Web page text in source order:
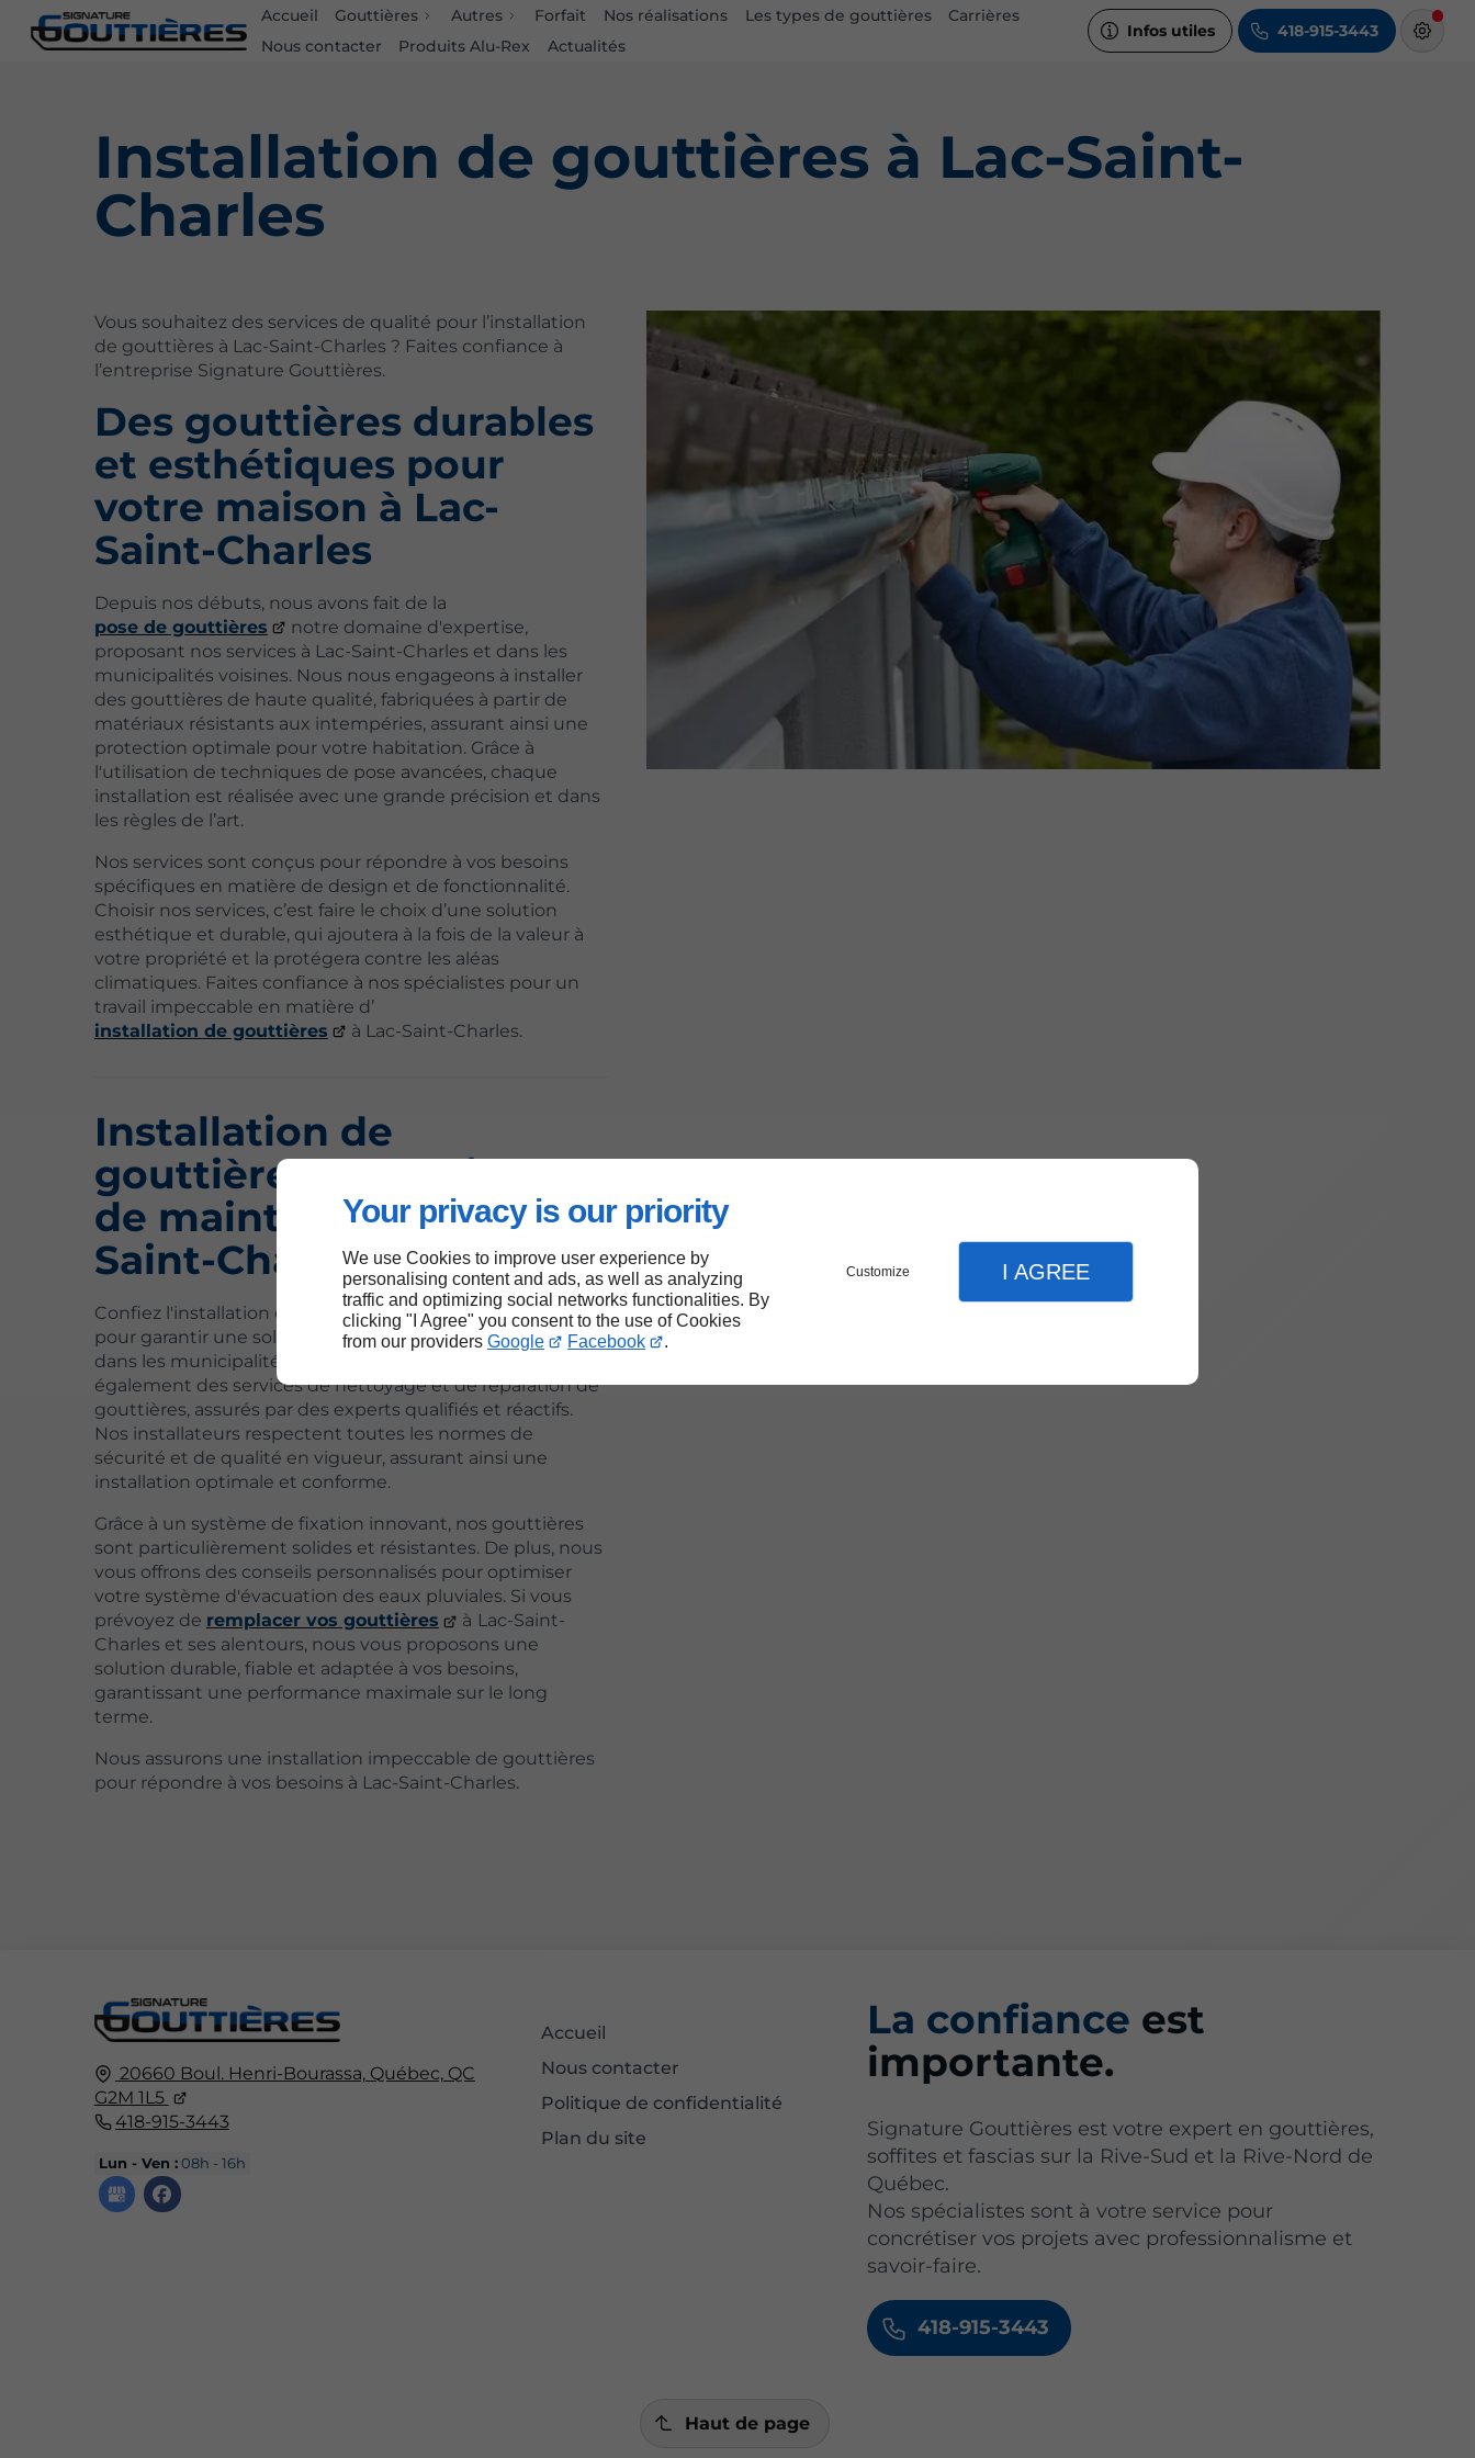
Your privacy is our priority
We use Cookies to improve user experience by
personalising content and ads, as well as analyzing
traffic and optimizing social networks functionalities. By
clicking "I Agree" you consent to the use of Cookies
from our providers Google Facebook .
Customize I AGREE
Accueil Gouttières Autres Forfait Nos réalisations Les types de gouttières
Carrières
Nous contacter
Produits Alu-Rex Actualités
Infos utiles 418-915-3443
Installation de gouttières à Lac-Saint-
Charles
Vous souhaitez des services de qualité pour l’installation
de gouttières à Lac-Saint-Charles ? Faites confiance à
l’entreprise Signature Gouttières.
Des gouttières durables
et esthétiques pour
votre maison à Lac-
Saint-Charles
Depuis nos débuts, nous avons fait de la
pose de gouttières
notre domaine d'expertise,
proposant nos services à Lac-Saint-Charles et dans les
municipalités voisines. Nous nous engageons à installer
des gouttières de haute qualité, fabriquées à partir de
matériaux résistants aux intempéries, assurant ainsi une
protection optimale pour votre habitation. Grâce à
l'utilisation de techniques de pose avancées, chaque
installation est réalisée avec une grande précision et dans
les règles de l’art.
Nos services sont conçus pour répondre à vos besoins
spécifiques en matière de design et de fonctionnalité.
Choisir nos services, c’est faire le choix d’une solution
esthétique et durable, qui ajoutera à la fois de la valeur à
votre propriété et la protégera contre les aléas
climatiques. Faites confiance à nos spécialistes pour un
travail impeccable en matière d’
installation de gouttières
à Lac-Saint-Charles.
Installation de
gouttières et services
de maintenance à Lac-
Saint-Charles
Confiez l'installation de vos gouttières à notre entreprise
pour garantir une solution fiable à Lac-Saint-Charles et
dans les municipalités voisines. Nous proposons
également des services de nettoyage et de réparation de
gouttières, assurés par des experts qualifiés et réactifs.
Nos installateurs respectent toutes les normes de
sécurité et de qualité en vigueur, assurant ainsi une
installation optimale et conforme.
Grâce à un système de fixation innovant, nos gouttières
sont particulièrement solides et résistantes. De plus, nous
vous offrons des conseils personnalisés pour optimiser
votre système d'évacuation des eaux pluviales. Si vous
prévoyez de remplacer vos gouttières à Lac-Saint-
Charles et ses alentours, nous vous proposons une
solution durable, fiable et adaptée à vos besoins,
garantissant une performance maximale sur le long
terme.
Nous assurons une installation impeccable de gouttières
pour répondre à vos besoins à Lac-Saint-Charles.
20660 Boul. Henri-Bourassa, Québec, QC
G2M 1L5
418-915-3443
Lun - Ven :08h - 16h
Accueil
Nous contacter
Politique de confidentialité
Plan du site
La confiance est
importante.
Signature Gouttières est votre expert en gouttières,
soffites et fascias sur la Rive-Sud et la Rive-Nord de
Québec.
Nos spécialistes sont à votre service pour
concrétiser vos projets avec professionnalisme et
savoir-faire.
418-915-3443
Haut de page